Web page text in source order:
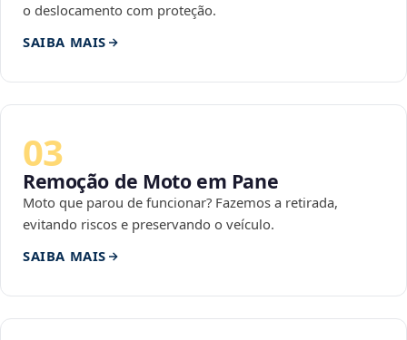
o deslocamento com proteção.
SAIBA MAIS
03
Remoção de Moto em Pane
Moto que parou de funcionar? Fazemos a retirada,
evitando riscos e preservando o veículo.
SAIBA MAIS